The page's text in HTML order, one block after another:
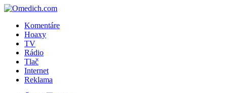
Komentáre
Hoaxy
TV
Rádio
Tlač
Internet
Reklama